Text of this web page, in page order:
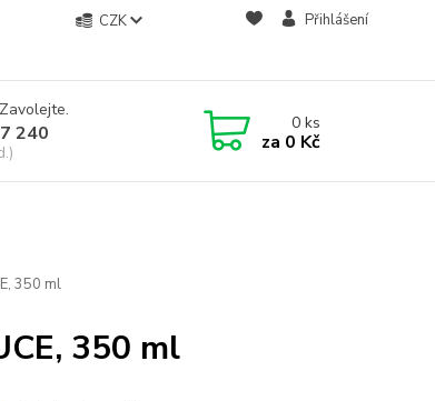
CZK Přihlášení
240 0ks
za 0 Kč
350 ml
350 ml